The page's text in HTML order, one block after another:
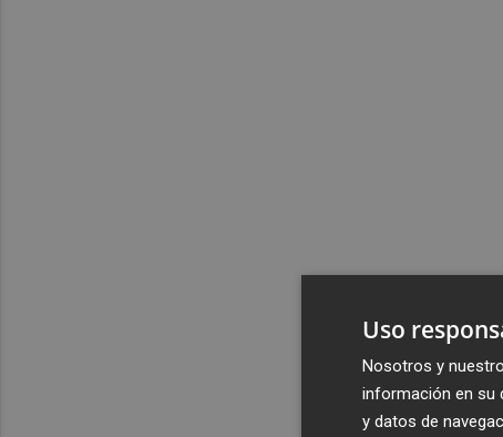
Uso
Nosotros y
información en su
y datos de